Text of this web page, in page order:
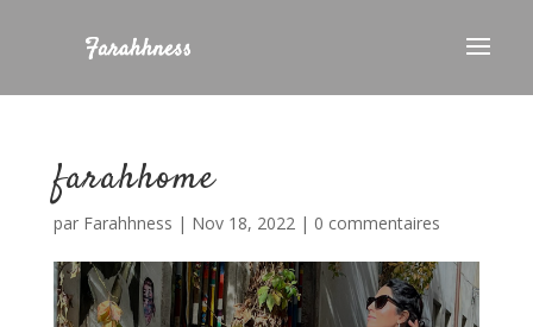
farahhome
par Farahhness | Nov 18, 2022| 0 commentaires